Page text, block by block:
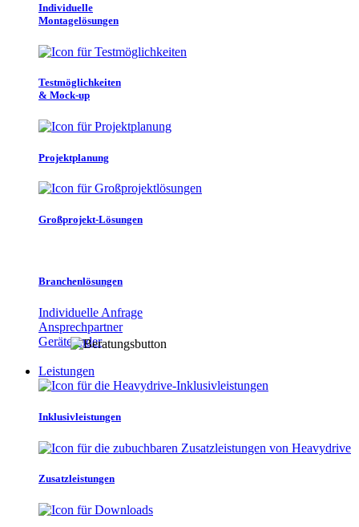
Individuelle
Montagelösungen
Testmöglichkeiten
& Mock-up
Projektplanung
Großprojekt-Lösungen
Branchenlösungen
Individuelle Anfrage
Ansprechpartner
Gerätefinder
Leistungen
Inklusivleistungen
Zusatzleistungen